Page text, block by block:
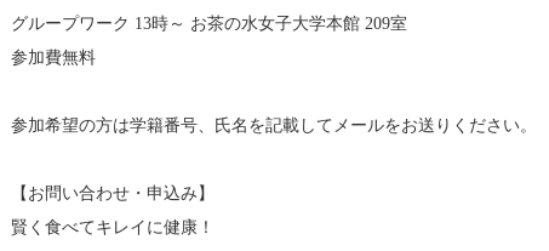
グループワーク 13時～ お茶の水女子大学本館 209室
参加費無料
参加希望の方は学籍番号、氏名を記載してメールをお送りください。
【お問い合わせ・申込み】
賢く食べてキレイに健康！